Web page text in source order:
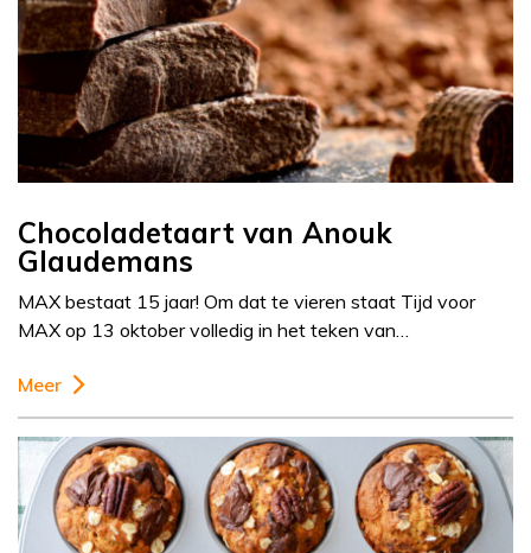
Chocoladetaart van Anouk
Glaudemans
MAX bestaat 15 jaar! Om dat te vieren staat Tijd voor
MAX op 13 oktober volledig in het teken van…
Meer